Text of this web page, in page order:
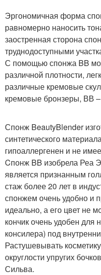
Эргономичная форма
равномерно наносить
заостренная сторона
труднодоступными
С помощью спонжа BB
различной плотности,
различные кремовые
кремовые бронзеры, ВВ
Спонж BeautyBlender
синтетического
гипоаллергенен и не
Cпонж BB изобрела Реа
является признанным
стаж более 20 лет в
спонжем очень удобно и
идеально, а его цвет не
кончик очень удобен для
консилера) под
Растушевывать
округлости упругих
Сильва.